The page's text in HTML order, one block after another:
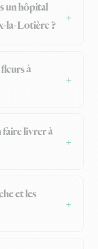
un hôpital
la-Lotière ?
à
livrer à
et les